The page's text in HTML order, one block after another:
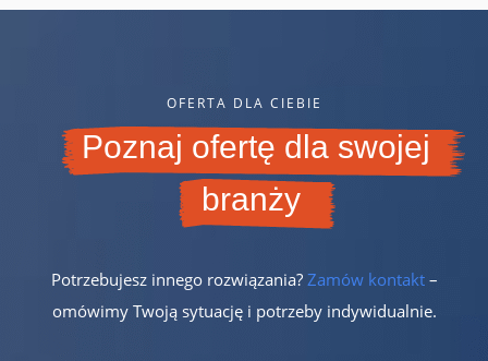
OFERTA DLA CIEBIE
Poznaj ofertę dla swojej
branży
Potrzebujesz innego rozwiązania? Zamów kontakt–
omówimy Twoją sytuację i potrzeby indywidualnie.